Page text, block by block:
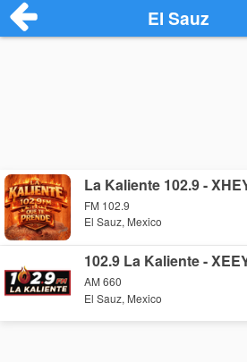
El Sauz
La Kaliente 102.9 -
FM 102.9
El Sauz, Mexico
102.9 La Kaliente -
AM 660
El Sauz, Mexico